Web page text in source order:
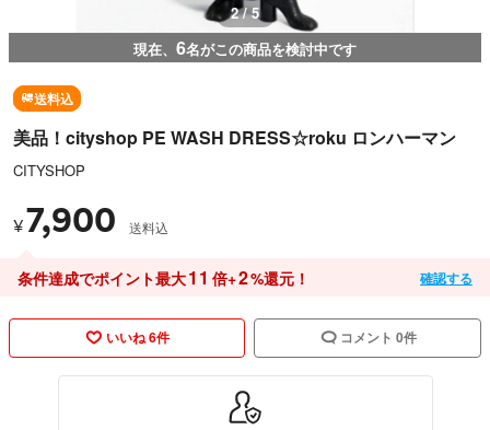
3 / 5
現在、 6名がこの商品を検討中です
送料込
美品！cityshop PE WASH DRESS☆roku ロンハーマン
CITYSHOP
¥7,900 送料込
条件達成でポイント最大11 倍+2%還元！ 確認する
いいね 6件 コメント 0件